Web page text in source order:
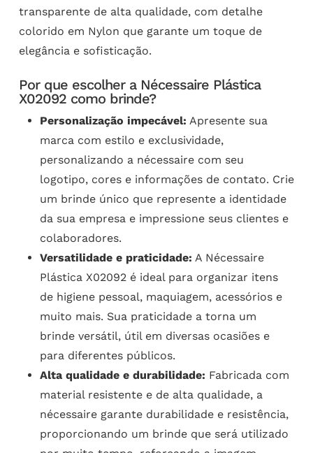
transparente de alta qualidade, com detalhe
colorido em Nylon que garante um toque de
elegância e sofisticação.
Por que escolher a Nécessaire Plástica
X02092 como brinde?
Personalização impecável: Apresente sua
marca com estilo e exclusividade,
personalizando a nécessaire com seu
logotipo, cores e informações de contato. Crie
um brinde único que represente a identidade
da sua empresa e impressione seus clientes e
colaboradores.
Versatilidade e praticidade: A Nécessaire
Plástica X02092 é ideal para organizar itens
de higiene pessoal, maquiagem, acessórios e
muito mais. Sua praticidade a torna um
brinde versátil, útil em diversas ocasiões e
para diferentes públicos.
Alta qualidade e durabilidade: Fabricada com
material resistente e de alta qualidade, a
nécessaire garante durabilidade e resistência,
proporcionando um brinde que será utilizado